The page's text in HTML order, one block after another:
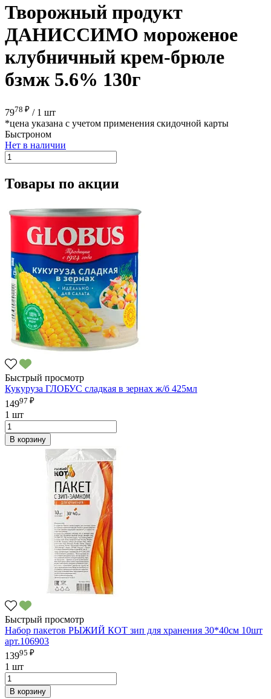
Творожный продукт
ДАНИССИМО мороженое
клубничный крем-брюле
бзмж 5.6% 130г
7978 ₽ / 1 шт
*цена указана с учетом применения скидочной карты
Быстроном
Нет в наличии
Товары по акции
Быстрый просмотр
Кукуруза ГЛОБУС сладкая в зернах ж/б 425мл
14997 ₽
1 шт
В корзину
Быстрый просмотр
Набор пакетов РЫЖИЙ КОТ зип для хранения 30*40см 10шт
арт.106903
13995 ₽
1 шт
В корзину